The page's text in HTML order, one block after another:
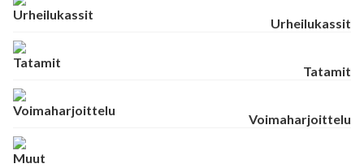
Urheilukassit
Tatamit
Voimaharjoittelu